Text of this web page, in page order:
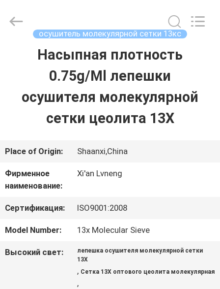
ДОМОЙ
ПРОДУКЦИЯ
ВИДЕО
ШОУ
ЭКСКУРСИЯ
Purification
осушитель молекулярной сетки 13кс
Насыпная плотность
0.75g/Ml лепешки
осушителя молекулярной
сетки цеолита 13X
Place of Origin: Shaanxi,China
Фирменное
наименование:
Xi'an Lvneng
Сертификация: ISO9001:2008
Model Number: 13x Molecular Sieve
Высокий свет:
лепешка осушителя молекулярной сетки
13X
, Сетка 13X оптового цеолита молекулярная
,